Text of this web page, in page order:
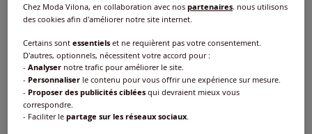
Chemisier manches 3/4 retroussables
Réf : 305.667.007
Chez Moda Vilona, en collaboration avec nospartenaires, nous utilisons
des cookies afin d'améliorer notre site internet.
Certains sontessentiels et ne requièrent pas votre consentement.
D'autres, optionnels, nécessitent votre accord pour :
-Analyser notre trafic pour améliorer le site.
- Personnaliser le contenu pour vous offrir une expérience sur mesure.
- Proposer des publicités ciblées qui devraient mieux vous
correspondre.
- Faciliter lepartage sur les réseaux sociaux